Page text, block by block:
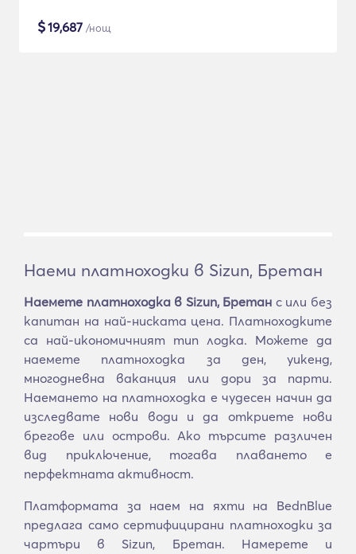
$19,687 /нощ
Наеми платноходки в Sizun, Бретан
Наемете платноходка в Sizun, Бретан с или без
капитан на най-ниската цена. Платноходките
са най-икономичният тип лодка. Можете да
наемете платноходка за ден, уикенд,
многодневна ваканция или дори за парти.
Наемането на платноходка е чудесен начин да
изследвате нови води и да откриете нови
брегове или острови. Ако търсите различен
вид приключение, тогава плаването е
перфектната активност.
Платформата за наем на яхти на BednBlue
предлага само сертифицирани платноходки за
чартъри в Sizun, Бретан. Намерете и